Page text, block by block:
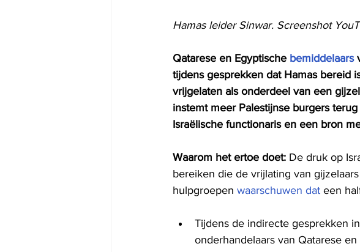
Hamas leider Sinwar. Screenshot
Qatarese en Egyptische bemiddelaars
tijdens gesprekken dat Hamas bereid
vrijgelaten als onderdeel van een
instemt meer Palestijnse burgers
Israëlische functionaris en een bron
Waarom het ertoe doet: De druk op
bereiken die de vrijlating van
hulpgroepen waarschuwen dat een
Tijdens de indirecte gesprekken
onderhandelaars van Qatarese